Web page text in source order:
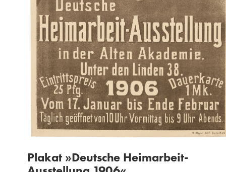
Plakat »Deutsche Heimarbeit-